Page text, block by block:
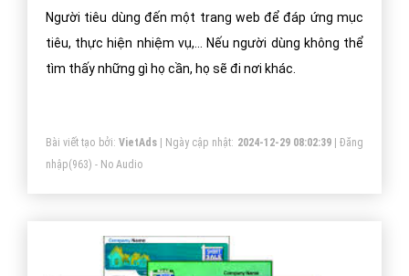
Người tiêu dùng đến một trang web để đáp ứng mục
tiêu, thực hiện nhiệm vụ,... Nếu người dùng không thể
tìm thấy những gì họ cần, họ sẽ đi nơi khác.
Bài viết tạo bởi: VietAds| Ngày cập nhật: 2024-12-29 08:02:39|Đăng
nhập(963) - No Audio